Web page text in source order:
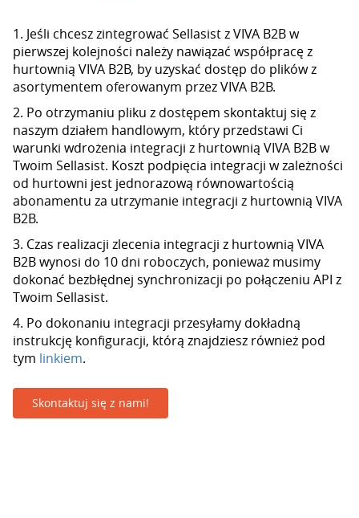
1. Jeśli chcesz zintegrować Sellasist z VIVA B2B w
pierwszej kolejności należy nawiązać współpracę z
hurtownią VIVA B2B, by uzyskać dostęp do plików z
asortymentem oferowanym przez VIVA B2B.
2. Po otrzymaniu pliku z dostępem skontaktuj się z
naszym działem handlowym, który przedstawi Ci
warunki wdrożenia integracji z hurtownią VIVA B2B w
Twoim Sellasist. Koszt podpięcia integracji w zależności
od hurtowni jest jednorazową równowartością
abonamentu za utrzymanie integracji z hurtownią VIVA
B2B.
3. Czas realizacji zlecenia integracji z hurtownią VIVA
B2B wynosi do 10 dni roboczych, ponieważ musimy
dokonać bezbłędnej synchronizacji po połączeniu API z
Twoim Sellasist.
4. Po dokonaniu integracji przesyłamy dokładną
instrukcję konfiguracji, którą znajdziesz również pod
tym linkiem.
Skontaktuj się z nami!